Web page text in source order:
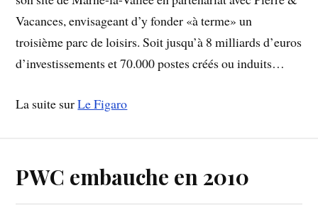
Vacances, envisageant d’y fonder «à terme» un
troisième parc de loisirs. Soit jusqu’à 8 milliards d’euros
d’investissements et 70.000 postes créés ou induits…
La suite surLe Figaro
PWC embauche en 2010